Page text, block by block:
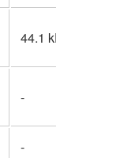
44.1 kHz, 16
-
-